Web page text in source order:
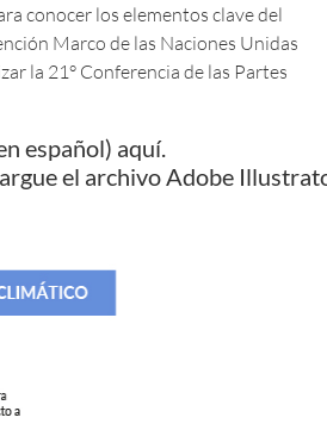
conocer los elementos clave del
Marco de las Naciones Unidas
la 21° Conferencia de las Partes
español) aquí.
el archivo Adobe